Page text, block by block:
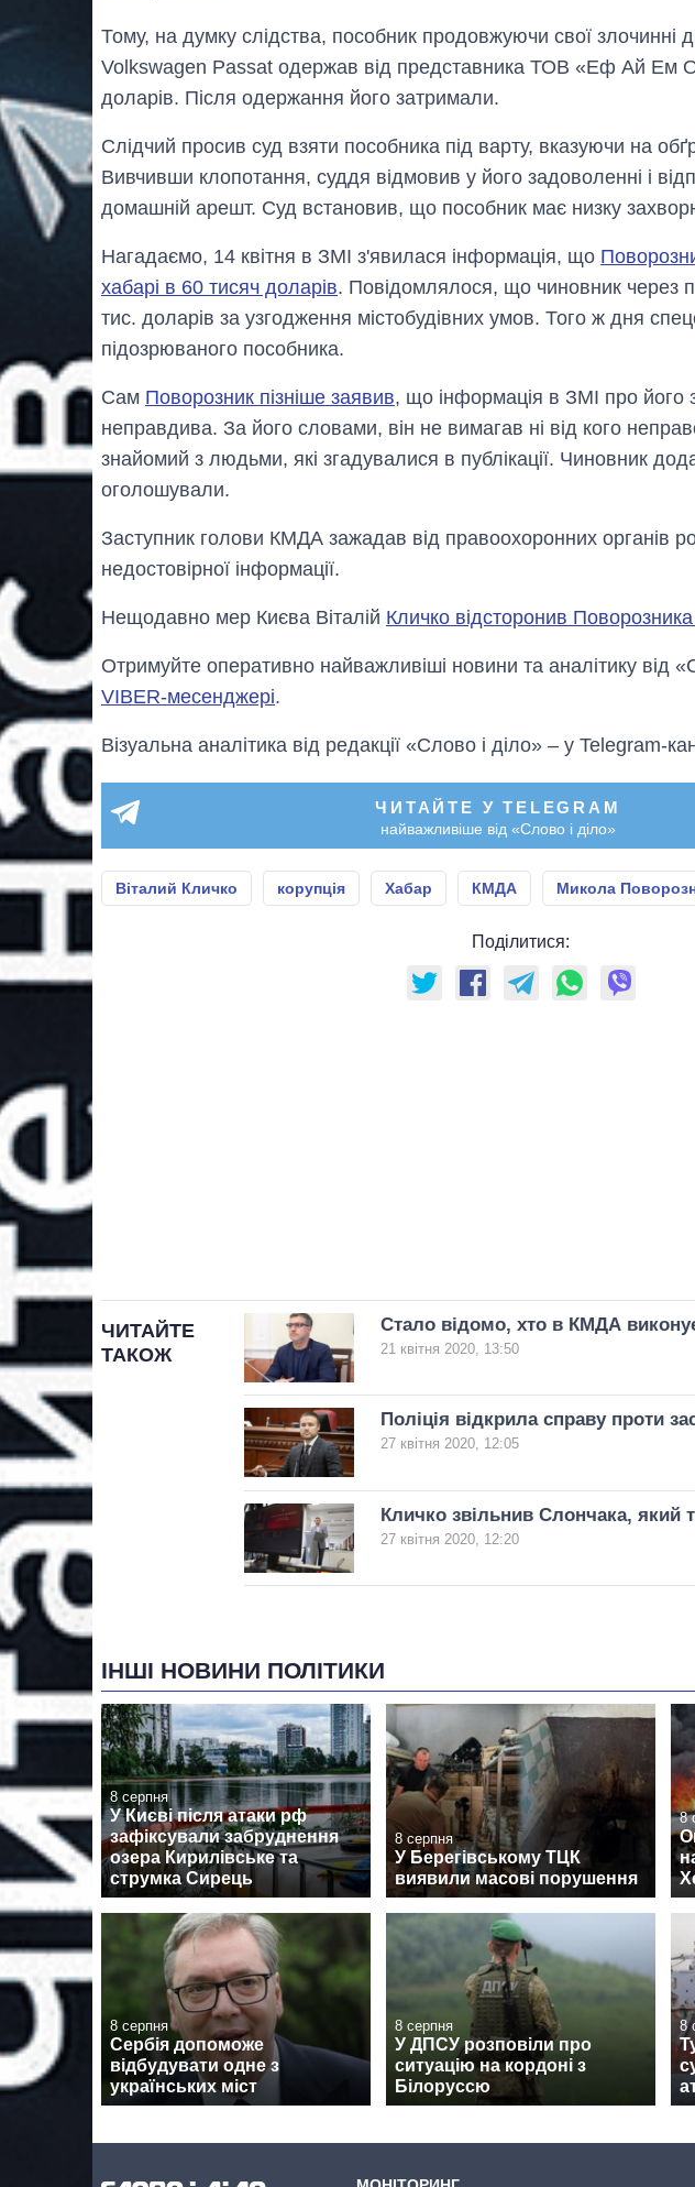
Тому, на думку слідства, пособник продовжуючи свої злочинні
Volkswagen Passat одержав від представника ТОВ «Еф Ай Ем
доларів. Після одержання його затримали.
Слідчий просив суд взяти пособника під варту, вказуючи на
Вивчивши клопотання, суддя відмовив у його задоволенні і
домашній арешт. Суд встановив, що пособник має низку
Нагадаємо, 14 квітня в ЗМІ з'явилася інформація, що
хабарі в 60 тисяч доларів. Повідомлялося, що чиновник через
тис. доларів за узгодження містобудівних умов. Того ж дня
підозрюваного пособника.
Сам Поворозник пізніше заявив, що інформація в ЗМІ про його
неправдива. За його словами, він не вимагав ні від кого
знайомий з людьми, які згадувалися в публікації. Чиновник
оголошували.
Заступник голови КМДА зажадав від правоохоронних органів
недостовірної інформації.
Нещодавно мер Києва Віталій Кличко відсторонив
Отримуйте оперативно найважливіші новини та аналітику від
VIBER-месенджері.
Візуальна аналітика від редакції «Слово і діло» – у Telegram-
ЧИТАЙТЕ У TELEGRAM
найважливіше від «Слово і діло»
Віталий Кличко корупція Хабар КМДА Микола
Поділитися:
ЧИТАЙТЕ
ТАКОЖ
Стало відомо, хто в КМДА
21 квітня 2020, 13:50
Поліція відкрила справу проти
27 квітня 2020, 12:05
Кличко звільнив Слончака, який
27 квітня 2020, 12:20
ІНШІ НОВИНИ ПОЛІТИКИ
8 серпня
У Києві після атаки рф
зафіксували забруднення
озера Кирилівське та
струмка Сирець
8 серпня
У Берегівському ТЦК
виявили масові порушення
8
8 серпня
Сербія допоможе
відбудувати одне з
українських міст
8 серпня
У ДПСУ розповіли про
ситуацію на кордоні з
Білоруссю
8